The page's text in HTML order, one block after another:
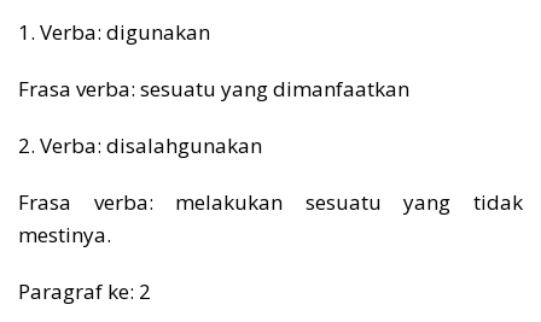
1. Verba: digunakan
Frasa verba: sesuatu yang dimanfaatkan
2. Verba: disalahgunakan
Frasa verba: melakukan sesuatu yang tidak
mestinya.
Paragraf ke: 2